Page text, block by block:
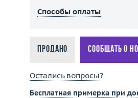
Способы оплаты
Продано Сообщать о
Остались вопросы?
Бесплатная примерка при